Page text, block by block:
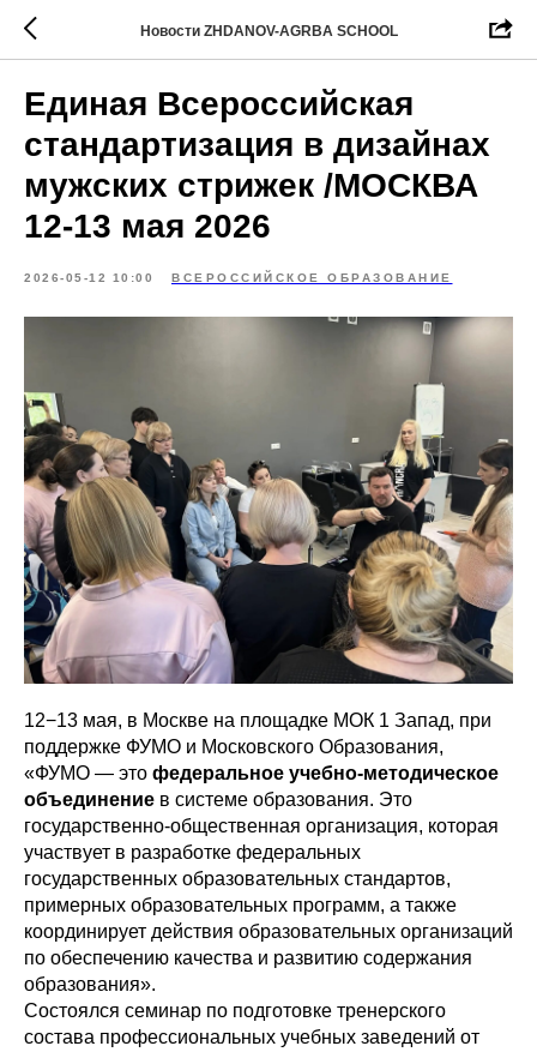
Новости ZHDANOV-AGRBA SCHOOL
Единая Всероссийская
стандартизация в дизайнах
мужских стрижек /МОСКВА
12-13 мая 2026
2026-05-12 10:00 ВСЕРОССИЙСКОЕ ОБРАЗОВАНИЕ
12−13 мая, в Москве на площадке МОК 1 Запад, при
поддержке ФУМО и Московского Образования,
«ФУМО — это федеральное учебно-методическое
объединение в системе образования. Это
государственно-общественная организация, которая
участвует в разработке федеральных
государственных образовательных стандартов,
примерных образовательных программ, а также
координирует действия образовательных организаций
по обеспечению качества и развитию содержания
образования».
Состоялся семинар по подготовке тренерского
состава профессиональных учебных заведений от